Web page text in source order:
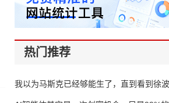
热门推荐
我以为马斯克已经够能生了，直到看到